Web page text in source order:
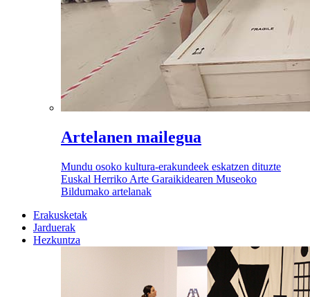
Artelanen mailegua
Mundu osoko kultura-erakundeek eskatzen dituzte
Euskal Herriko Arte Garaikidearen Museoko
Bildumako artelanak
Erakusketak
Jarduerak
Hezkuntza